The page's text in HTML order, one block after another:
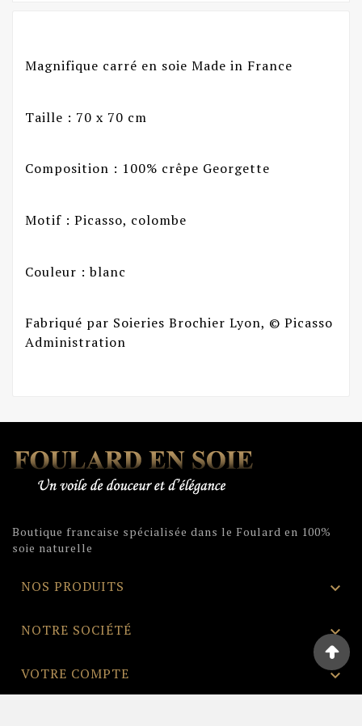
Magnifique carré en soie Made in France
Taille : 70 x 70 cm
Composition : 100% crêpe Georgette
Motif : Picasso, colombe
Couleur : blanc
Fabriqué par Soieries Brochier Lyon, © Picasso
Administration
Boutique francaise spécialisée dans le Foulard en 100%
soie naturelle
NOS PRODUITS 
NOTRE SOCIÉTÉ 
VOTRE COMPTE 